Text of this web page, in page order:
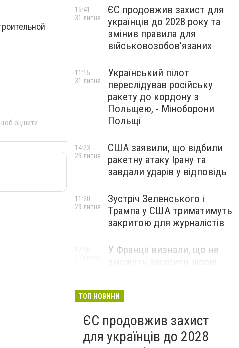
оцінити
ЄС продовжив захист для
українців до 2028 року та
змінив правила для
військовозобов'язаних
15:41
31 липня
Український пілот
переслідував російську
ракету до кордону з
Польщею, - Міноборони
Польщі
11:15
31 липня
США заявили, що відбили
ракетну атаку Ірану та
завдали ударів у відповідь
14:23
29 липня
Зустріч Зеленського і
Трампа у США триматимуть
закритою для журналістів
11:20
29 липня
У Франції визнали, що не
ТОП НОВИНИ
ЄС продовжив захист
для українців до 2028